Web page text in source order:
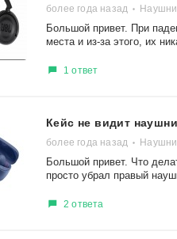
более года назад
Большой привет. При
места и из-за этого, их
1 ответ
Кейс не видит
более года назад
Большой привет. Что
просто убрал правый
2 ответа